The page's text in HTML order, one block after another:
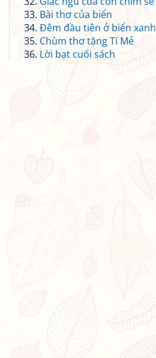
Bài thơ của biển
Đêm đầu tiên ở biển xanh
Chùm thơ tặng Tí Mẻ
Lời bạt cuối sách